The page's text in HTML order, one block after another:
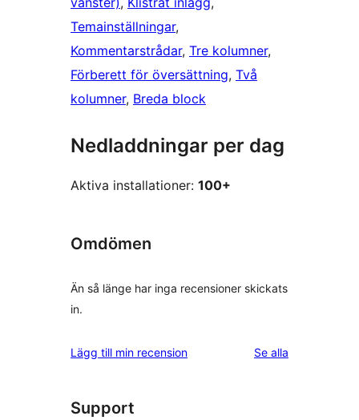
Temainställningar
Kommentarstrådar, Tre kolumner
Förberett för översättning, Två
kolumner, Breda block
Nedladdningar per dag
Aktiva installationer: 100+
Omdömen
Än så länge har inga recensioner skickats
in.
Lägg till min recension Se alla
Support